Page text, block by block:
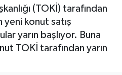
(TOKİ) tarafından
konut satış
yarın başlıyor. Buna
TOKİ tarafından yarın